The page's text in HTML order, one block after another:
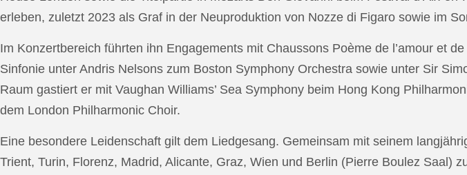
erleben, zuletzt 2023 als Graf in der Neuproduktion von Nozze di Figaro sowie im
Im Konzertbereich führten ihn Engagements mit Chaussons Poème de l’amour et
Sinfonie unter Andris Nelsons zum Boston Symphony Orchestra sowie unter Sir
Raum gastiert er mit Vaughan Williams’ Sea Symphony beim Hong Kong
dem London Philharmonic Choir.
Eine besondere Leidenschaft gilt dem Liedgesang. Gemeinsam mit seinem
Trient, Turin, Florenz, Madrid, Alicante, Graz, Wien und Berlin (Pierre Boulez Saal)